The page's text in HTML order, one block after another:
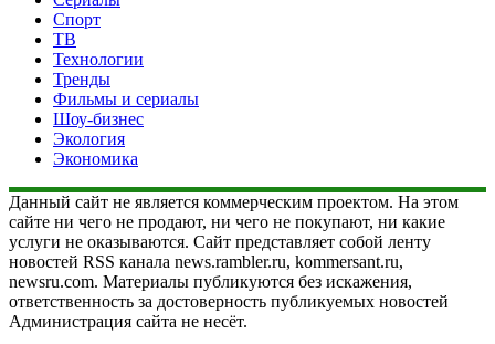
Спорт
ТВ
Технологии
Тренды
Фильмы и сериалы
Шоу-бизнес
Экология
Экономика
Данный сайт не является коммерческим проектом. На этом
сайте ни чего не продают, ни чего не покупают, ни какие
услуги не оказываются. Сайт представляет собой ленту
новостей RSS канала news.rambler.ru, kommersant.ru,
newsru.com. Материалы публикуются без искажения,
ответственность за достоверность публикуемых новостей
Администрация сайта не несёт.